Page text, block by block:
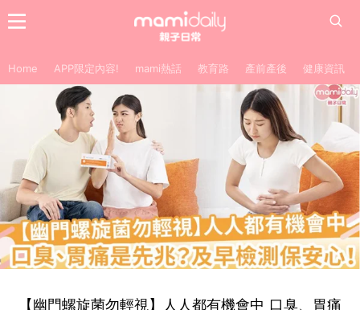
Home APP限定內容! mami熱話 教育路 產前產後 健康資訊
【幽門螺旋菌勿輕視】人人都有機會中 口臭、胃痛